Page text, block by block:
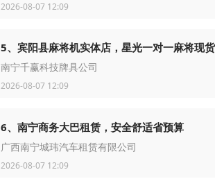
2026-08-07 12:09
5、宾阳县麻将机实体店，星光一对一麻将现货
南宁千赢科技牌具公司
2026-08-07 12:09
6、南宁商务大巴租赁，安全舒适省预算
广西南宁城玮汽车租赁有限公司
2026-08-07 12:09